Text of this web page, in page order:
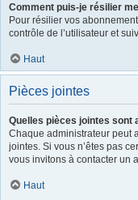
Comment puis-je résilier
Pour résilier vos
contrôle de l’utilisateur et
Haut
Pièces jointes
Quelles pièces jointes sont
Chaque administrateur peut
jointes. Si vous n’êtes pas
vous invitons à contacter un
Haut